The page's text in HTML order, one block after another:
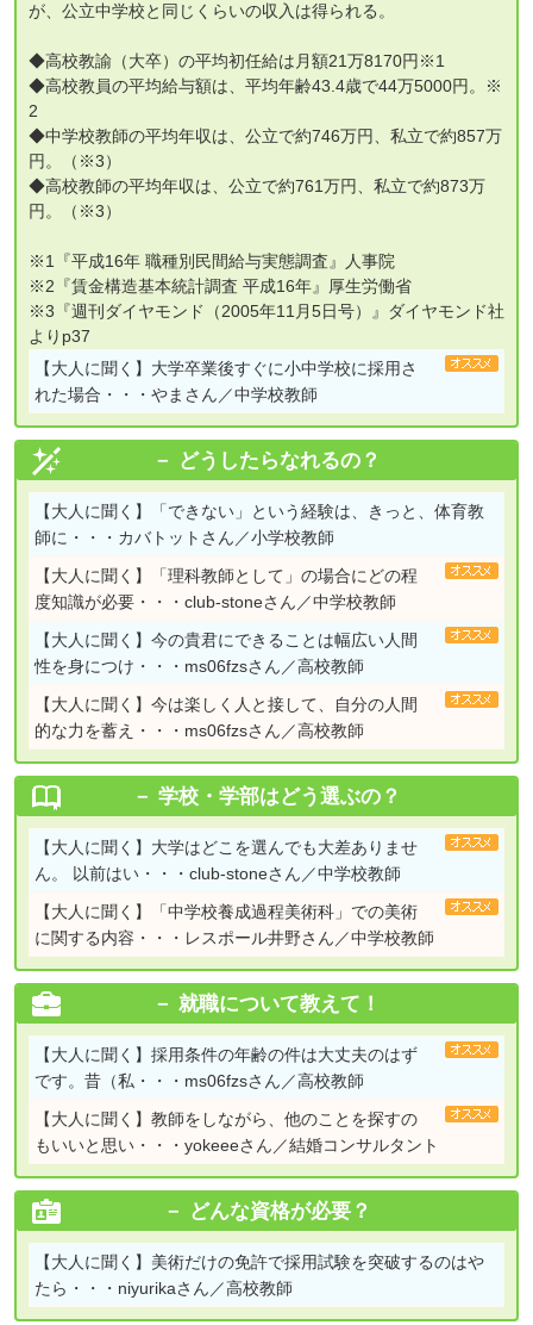
が、公立中学校と同じくらいの収入は得られる。
◆高校教諭（大卒）の平均初任給は月額21万8170円※1
◆高校教員の平均給与額は、平均年齢43.4歳で44万5000円。※
2
◆中学校教師の平均年収は、公立で約746万円、私立で約857万
円。（※3）
◆高校教師の平均年収は、公立で約761万円、私立で約873万
円。（※3）
※1『平成16年 職種別民間給与実態調査』人事院
※2『賃金構造基本統計調査 平成16年』厚生労働省
※3『週刊ダイヤモンド（2005年11月5日号）』ダイヤモンド社
よりp37
【大人に聞く】 大学卒業後すぐに小中学校に採用さ
れた場合・・・やまさん／中学校教師
どうしたらなれるの？
【大人に聞く】
「できない」という経験は、きっと、体育教
師に・・・カバトットさん／小学校教師
【大人に聞く】
「理科教師として」の場合にどの程
度知識が必要・・・club-stoneさん／中学校教師
【大人に聞く】 今の貴君にできることは幅広い人間
性を身につけ・・・ms06fzsさん／高校教師
【大人に聞く】 今は楽しく人と接して、自分の人間
的な力を蓄え・・・ms06fzsさん／高校教師
学校・学部はどう選ぶの？
【大人に聞く】 大学はどこを選んでも大差ありませ
ん。 以前はい・・・club-stoneさん／中学校教師
【大人に聞く】
「中学校養成過程美術科」での美術
に関する内容・・・レスポール井野さん／中学校教師
就職について教えて！
【大人に聞く】 採用条件の年齢の件は大丈夫のはず
です。昔（私・・・ms06fzsさん／高校教師
【大人に聞く】 教師をしながら、他のことを探すの
もいいと思い・・・yokeeeさん／結婚コンサルタント
どんな資格が必要？
【大人に聞く】 美術だけの免許で採用試験を突破するのはや
たら・・・niyurikaさん／高校教師